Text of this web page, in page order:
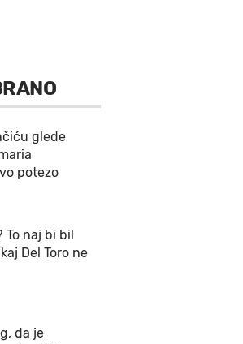
glede
potezo
To naj bi bil
Del Toro ne
da je